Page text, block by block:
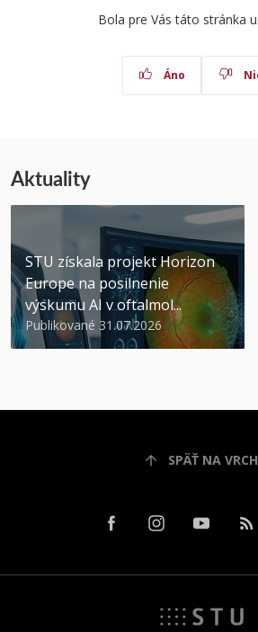
Bola pre Vás táto stránka
Áno
Aktuality
STU získala projekt Horizon
Europe na posilnenie
výskumu AI v oftalmol...
Publikované 31.07.2026
SPÄŤ NA VRCH